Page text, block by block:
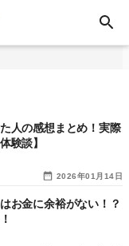
2026年01月14日
人の感想まとめ！実際
験談】
お金に余裕がない！？